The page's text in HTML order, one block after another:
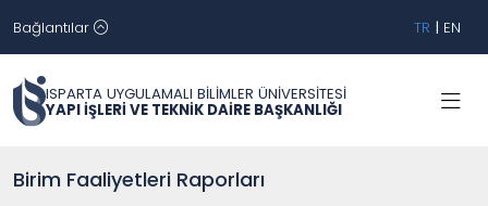
Bağlantılar TR | EN
ISPARTA UYGULAMALI BİLİMLER ÜNİVERSİTESİ
YAPI İŞLERİ VE TEKNİK DAİRE BAŞKANLIĞI
Birim Faaliyetleri Raporları